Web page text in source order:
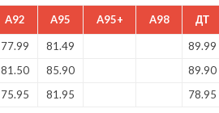
A92 A95 A95+ A98 ДТ
77.99 81.49
89.99
81.50 85.90
89.90
75.95 81.95 78.95